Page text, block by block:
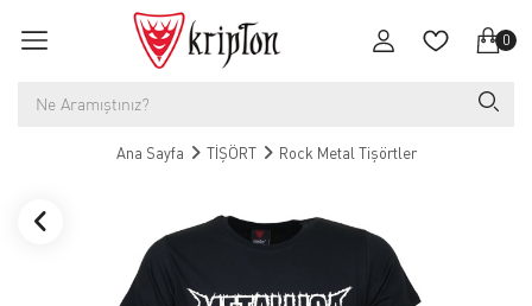
0
Ana Sayfa TİŞÖRT Rock Metal Tişörtler